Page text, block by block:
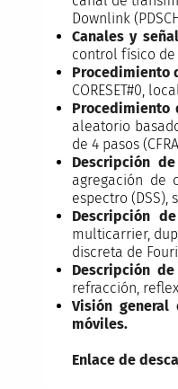
Downlink
Canales y
control físico de
Procedimiento
CORESET#0,
Procedimiento
aleatorio
de 4 pasos
Descripción
agregación de
espectro (DSS),
Descripción
multicarrier,
discreta de
Descripción
refracción,
Visión general
móviles.
Enlace de